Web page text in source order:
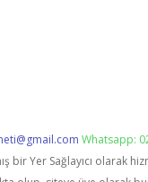
Whatsapp:
bir Yer Sağlayıcı